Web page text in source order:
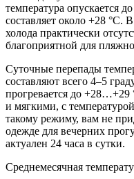
температура опускается
составляет около +28
холода практически
благоприятной для
Суточные перепады
составляют всего 4–5
прогревается до +28…+29
и мягкими, с
такому режиму, вам не
одежде для вечерних
актуален 24 часа в сутки.
Среднемесячная